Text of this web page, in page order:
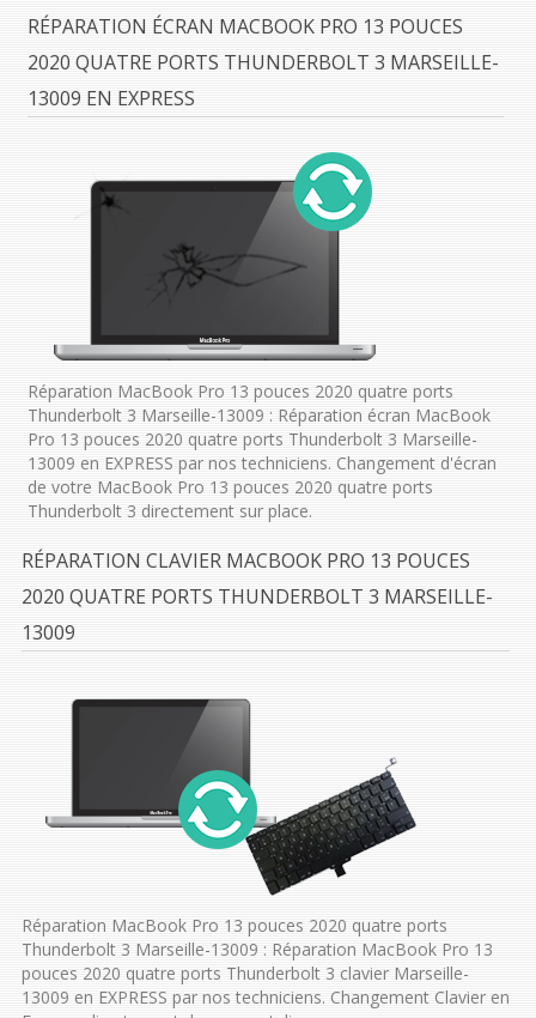
RÉPARATION ÉCRAN MACBOOK PRO 13 POUCES
2020 QUATRE PORTS THUNDERBOLT 3 MARSEILLE-
13009 EN EXPRESS
Réparation MacBook Pro 13 pouces 2020 quatre ports
Thunderbolt 3 Marseille-13009 : Réparation écran MacBook
Pro 13 pouces 2020 quatre ports Thunderbolt 3 Marseille-
13009 en EXPRESS par nos techniciens. Changement d'écran
de votre MacBook Pro 13 pouces 2020 quatre ports
Thunderbolt 3 directement sur place.
RÉPARATION CLAVIER MACBOOK PRO 13 POUCES
2020 QUATRE PORTS THUNDERBOLT 3 MARSEILLE-
13009
Réparation MacBook Pro 13 pouces 2020 quatre ports
Thunderbolt 3 Marseille-13009 : Réparation MacBook Pro 13
pouces 2020 quatre ports Thunderbolt 3 clavier Marseille-
13009 en EXPRESS par nos techniciens. Changement Clavier en